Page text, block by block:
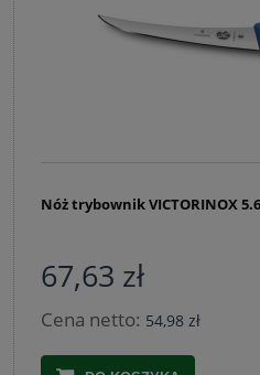
Nóż trybownik VICTORINOX
67,63 zł
Cena netto: 54,98 zł